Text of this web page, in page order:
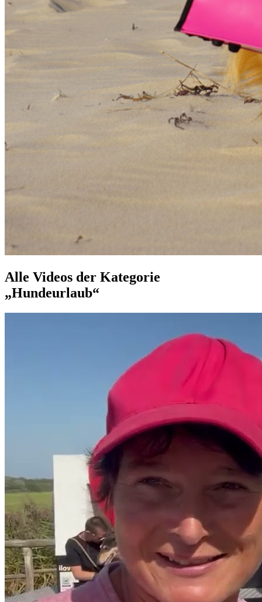
Alle Videos der Kategorie
„Hundeurlaub“